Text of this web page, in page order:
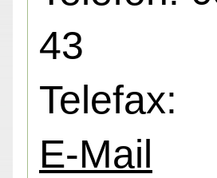
43
Telefax:
E-Mail